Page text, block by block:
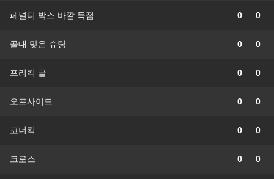
페널티 박스 바깥 득점 0 0
골대 맞은 슈팅 0 0
프리킥 골 0 0
오프사이드 0 0
코너킥 0 0
크로스 0 0